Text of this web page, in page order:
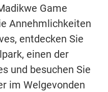
Game
Annehmlichkeiten
entdecken Sie
einen der
und besuchen Sie
im Welgevonden